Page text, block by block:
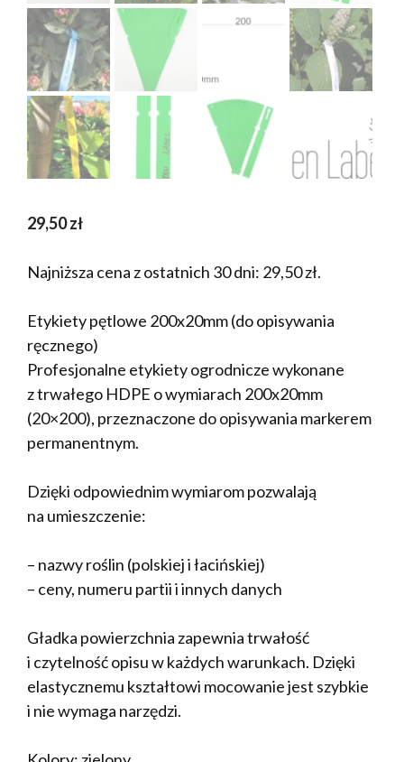
29,50zł
Najniższa cena z ostatnich 30 dni: 29,50zł.
Etykiety pętlowe 200x20mm (do opisywania
ręcznego)
Profesjonalne etykiety ogrodnicze wykonane
z trwałego HDPE o wymiarach 200x20mm
(20×200), przeznaczone do opisywania markerem
permanentnym.
Dzięki odpowiednim wymiarom pozwalają
na umieszczenie:
– nazwy roślin (polskiej i łacińskiej)
– ceny, numeru partii i innych danych
Gładka powierzchnia zapewnia trwałość
i czytelność opisu w każdych warunkach. Dzięki
elastycznemu kształtowi mocowanie jest szybkie
i nie wymaga narzędzi.